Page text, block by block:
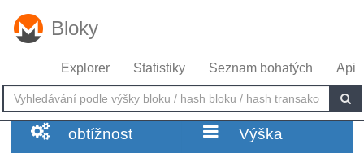
Bloky
Explorer Statistiky Seznam bohatých Api
obtížnost Výška